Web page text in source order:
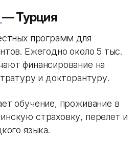
— Турция
программ для
Ежегодно около 5 тыс.
финансирование на
и докторантуру.
обучение, проживание в
страховку, перелет и
языка.